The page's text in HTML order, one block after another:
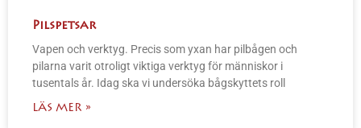
Pilspetsar
Vapen och verktyg. Precis som yxan har pilbågen och
pilarna varit otroligt viktiga verktyg för människor i
tusentals år. Idag ska vi undersöka bågskyttets roll
LÄS MER »